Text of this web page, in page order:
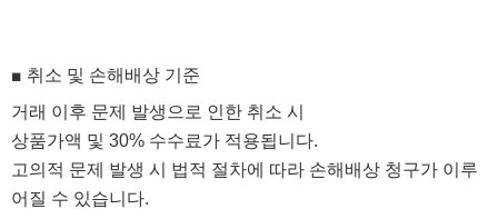
■ 취소 및 손해배상 기준
거래 이후 문제 발생으로 인한 취소 시
상품가액 및 30% 수수료가 적용됩니다.
고의적 문제 발생 시 법적 절차에 따라 손해배상 청구가 이루
어질 수 있습니다.